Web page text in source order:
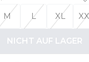
M L XL
NICHT AUF LAGER